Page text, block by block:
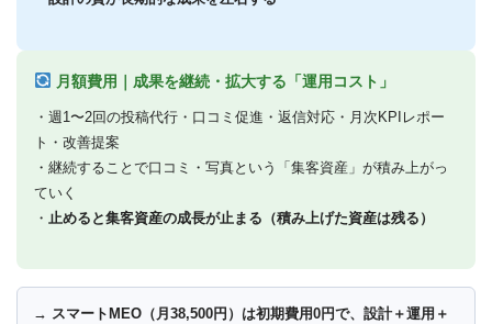
月額費用｜成果を継続・拡大する「運用コスト」
・週1〜2回の投稿代行・口コミ促進・返信対応・月次KPIレポー
ト・改善提案
・継続することで口コミ・写真という「集客資産」が積み上がっ
ていく
・ 止めると集客資産の成長が止まる（積み上げた資産は残る）
→ スマートMEO（月38,500円）は初期費用0円で、設計＋運用＋